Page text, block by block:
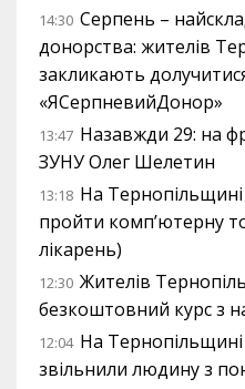
14:30 Серпень –
донорства: жителів
закликають
«ЯСерпневийДонор»
13:47 Назавжди 29: на
ЗУНУ Олег Шелетин
13:18 На
пройти комп’ютерну
лікарень)
12:30 Жителів
безкоштовний курс з
12:04 На
звільнили людину з